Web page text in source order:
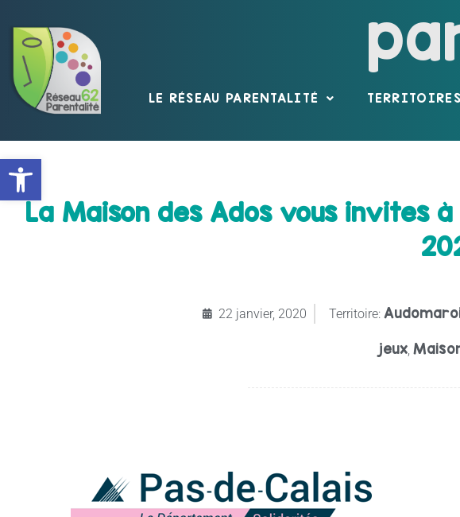
Ouvrir la barre d’outils
LE RÉSEAU PARENTALITÉ TERRITOIRES
La Maison des Ados vous invites
22 janvier, 2020 Territoire:
jeux